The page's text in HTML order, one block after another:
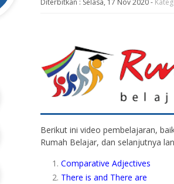
Diterbitkan : Selasa, 17 Nov 2020-
Berikut ini video pembelajaran,
Rumah Belajar, dan selanjutnya
Comparative Adjectives
There is and There are